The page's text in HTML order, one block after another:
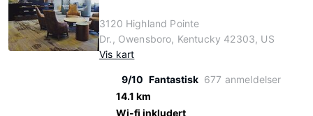
3120 Highland Pointe
Dr., Owensboro, Kentucky 42303, US
Vis kart
9/10 Fantastisk 677 anmeldelser
14.1 km
Wi-fi inkludert